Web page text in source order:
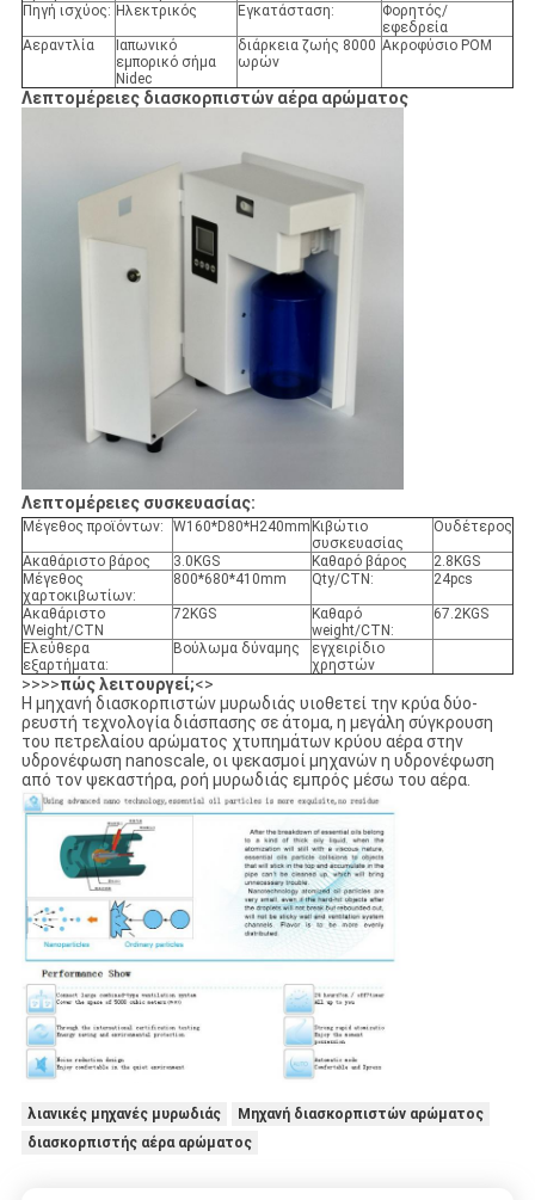
Πηγή ισχύος: Ηλεκτρικός Εγκατάσταση:
Φορητός/
εφεδρεία
Αεραντλία
Ιαπωνικό
εμπορικό σήμα
Nidec
διάρκεια ζωής 8000
ωρών
Ακροφύσιο POM
Λεπτομέρειες διασκορπιστών αέρα αρώματος
Λεπτομέρειες συσκευασίας:
Μέγεθος προϊόντων: W160*D80*H240mm Κιβώτιο
συσκευασίας
Ουδέτερος
Ακαθάριστο βάρος 3.0KGS Καθαρό βάρος
2.8KGS
Μέγεθος
χαρτοκιβωτίων:
800*680*410mm Qty/CTN: 24pcs
Ακαθάριστο
Weight/CTN
72KGS
Καθαρό
weight/CTN:
67.2KGS
Ελεύθερα
εξαρτήματα:
Βούλωμα δύναμης
εγχειρίδιο
χρηστών
>>>>πώς λειτουργεί;<>
Η μηχανή διασκορπιστών μυρωδιάς υιοθετεί την κρύα δύο-
ρευστή τεχνολογία διάσπασης σε άτομα, η μεγάλη σύγκρουση
του πετρελαίου αρώματος χτυπημάτων κρύου αέρα στην
υδρονέφωση nanoscale, οι ψεκασμοί μηχανών η υδρονέφωση
από τον ψεκαστήρα, ροή μυρωδιάς εμπρός μέσω του αέρα.
λιανικές μηχανές μυρωδιάς
Μηχανή διασκορπιστών αρώματος
διασκορπιστής αέρα αρώματος